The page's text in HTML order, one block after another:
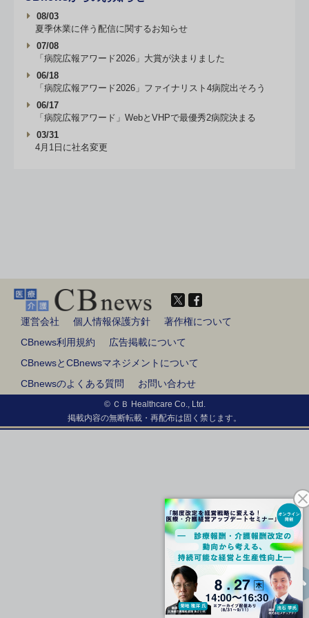
08/03
夏季休業に伴う配信に関するお知らせ
07/08
「病院広報アワード2026」大賞が決まりました
06/18
「病院広報アワード2026」ファイナリスト4病院出そろう
06/17
「病院広報アワード」WebとVHPで最優秀2病院決まる
03/31
4月1日に社名変更
運営会社 個人情報保護方針
著作権について
CBnews利用規約
広告掲載について
CBnewsとCBnewsマネジメントについて
CBnewsのよくある質問
お問い合わせ
© ＣＢ Healthcare Co., Ltd.
掲載内容の無断転載・再配布は固く禁じます。